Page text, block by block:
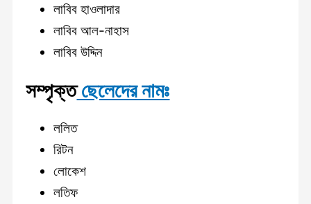
লাবিব হাওলাদার
লাবিব আল-নাহাস
লাবিব উদ্দিন
সম্পৃক্তছেলেদের নামঃ
ললিত
রিটন
লোকেশ
লতিফ